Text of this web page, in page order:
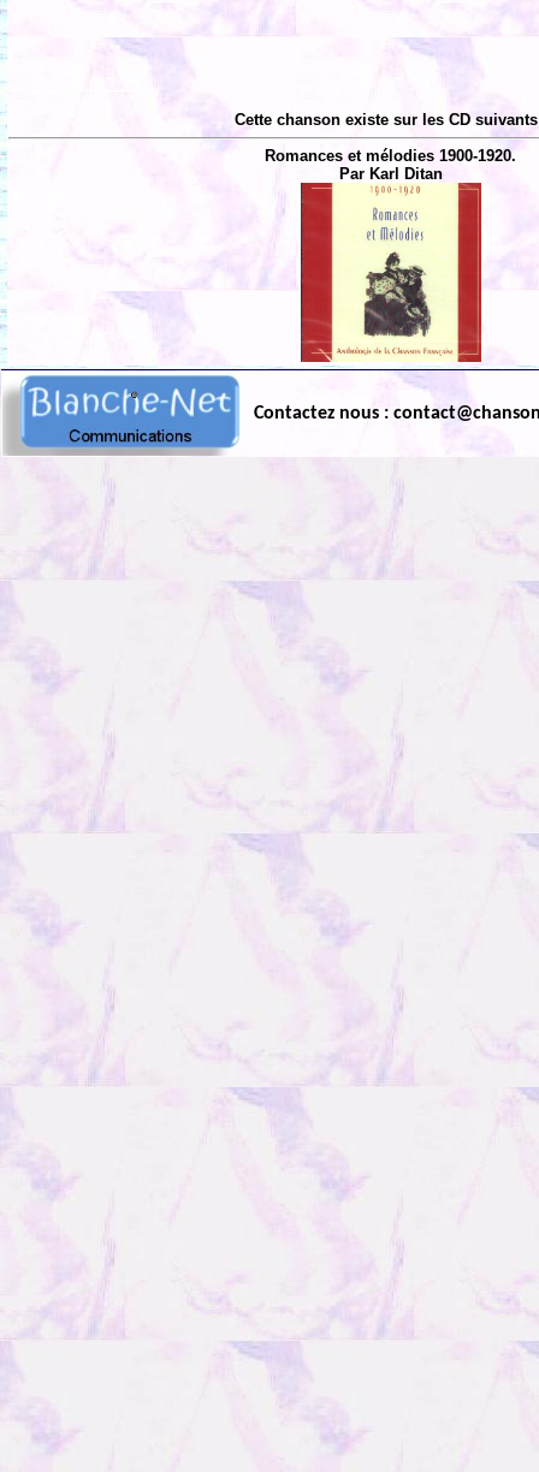
Cette chanson existe sur les CD
Romances et mélodies 1900-1920.
Par Karl Ditan
Contactez nous :